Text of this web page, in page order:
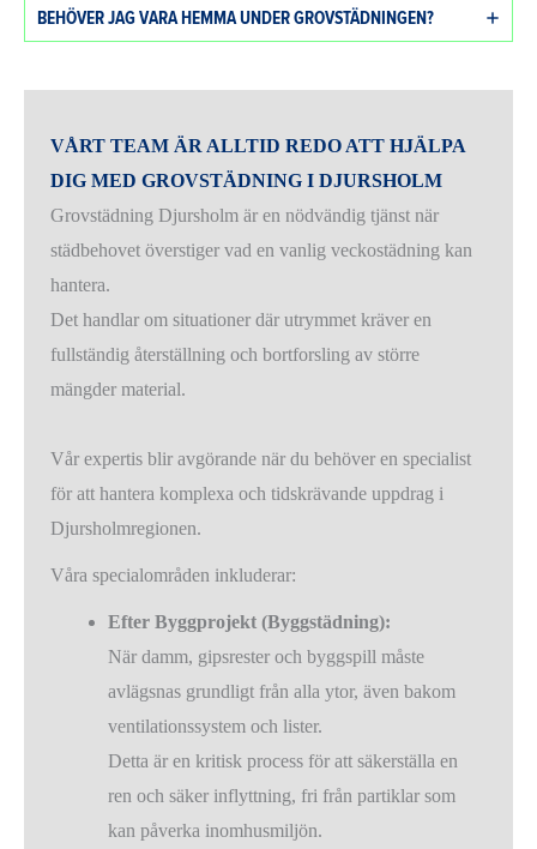
BEHÖVER JAG VARA HEMMA UNDER GROVSTÄDNINGEN?
VÅRT TEAM ÄR ALLTID REDO ATT HJÄLPA
DIG MED GROVSTÄDNING I DJURSHOLM
Grovstädning Djursholm är en nödvändig tjänst när
städbehovet överstiger vad en vanlig veckostädning kan
hantera.
Det handlar om situationer där utrymmet kräver en
fullständig återställning och bortforsling av större
mängder material.
Vår expertis blir avgörande när du behöver en specialist
för att hantera komplexa och tidskrävande uppdrag i
Djursholmregionen.
Våra specialområden inkluderar:
Efter Byggprojekt (Byggstädning):
När damm, gipsrester och byggspill måste
avlägsnas grundligt från alla ytor, även bakom
ventilationssystem och lister.
Detta är en kritisk process för att säkerställa en
ren och säker inflyttning, fri från partiklar som
kan påverka inomhusmiljön.